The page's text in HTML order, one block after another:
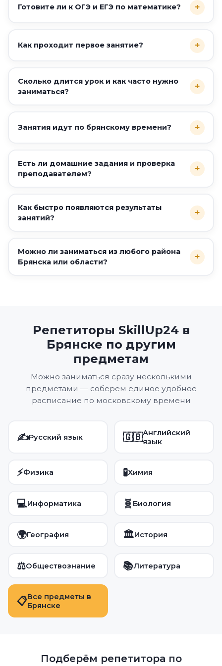
Готовите ли к ОГЭ и ЕГЭ по математике? +
Как проходит первое занятие? +
Сколько длится урок и как часто нужно
заниматься?
+
Занятия идут по брянскому времени? +
Есть ли домашние задания и проверка
преподавателем?
+
Как быстро появляются результаты
занятий?
+
Можно ли заниматься из любого района
Брянска или области?
+
Репетиторы SkillUp24 в
Брянске по другим
предметам
Можно заниматься сразу несколькими
предметами — соберём единое удобное
расписание по московскому времени
✍️Русский язык 🇬🇧Английский
язык
⚡Физика 🧪Химия
💻Информатика 🧬 Биология
🌍География 🏛️История
⚖️Обществознание 📚Литература
📋Все предметы в
Брянске
Подберём репетитора по